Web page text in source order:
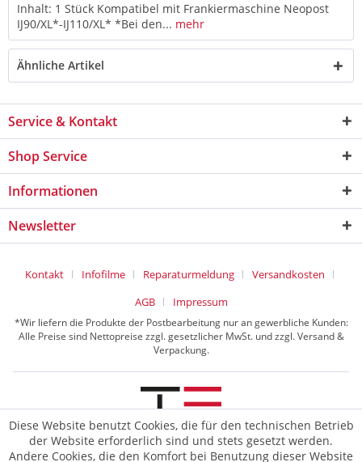
Inhalt: 1 Stück Kompatibel mit Frankiermaschine Neopost
IJ90/XL*-IJ110/XL* *Bei den... mehr
Ähnliche Artikel
Service & Kontakt
Shop Service
Informationen
Newsletter
Kontakt Infofilme Reparaturmeldung
Versandkosten
AGB
Impressum
*Wir liefern die Produkte der Postbearbeitung nur an gewerbliche Kunden:
Alle Preise sind Nettopreise zzgl. gesetzlicher MwSt. und zzgl. Versand &
Verpackung.
© 2026 TE Postline GmbH
Diese Website benutzt Cookies, die für den technischen Betrieb
der Website erforderlich sind und stets gesetzt werden.
Andere Cookies, die den Komfort bei Benutzung dieser Website